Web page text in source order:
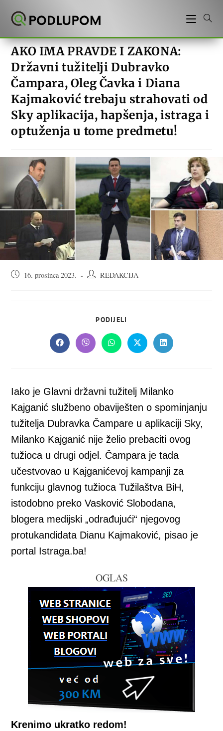
AKO IMA PRAVDE I ZAKONA:
Državni tužitelji Dubravko
Čampara, Oleg Čavka i Diana
Kajmaković trebaju strahovati od
Sky aplikacija, hapšenja, istraga i
optuženja u tome predmetu!
Objava16. prosinca 2023.
AutorREDAKCIJA
PODIJELI
CONTENT
Opens
in
Opens
in
Opens
in
Opens
in
Opens
in
Iako je Glavni državni tužitelj Milanko
Kajganić službeno obaviješten o spominjanju
tužitelja Dubravka Čampare u aplikaciji Sky,
Milanko Kajganić nije želio prebaciti ovog
tužioca u drugi odjel. Čampara je tada
učestvovao u Kajganićevoj kampanji za
funkciju glavnog tužioca Tužilaštva BiH,
istodobno preko Vasković Slobodana,
blogera medijski „odrađujući“ njegovog
protukandidata Dianu Kajmaković, pisao je
portal Istraga.ba!
OGLAS
Krenimo ukratko redom!